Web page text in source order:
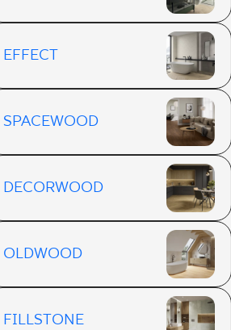
EFFECT
SPACEWOOD
DECORWOOD
OLDWOOD
FILLSTONE